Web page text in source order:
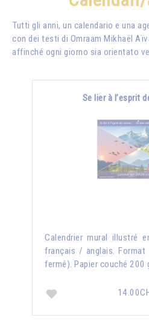
Tutti gli anni, un calendario e una
con dei testi di Omraam Mikhaël
affinché ogni giorno sia orientato
Se lier à l’esprit
Calendrier mural illustré
français / anglais.
fermé). Papier couché